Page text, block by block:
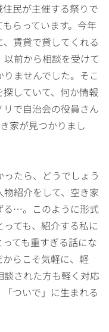
民が主催する祭りで
らっています。今年
賃貸で貸してくれる
前から相談を受けて
ませんでした。そこ
していて、何か情報
で自治会の役員さん
家が見つかりまし
たら、どうでしょう
紹介をして、空き家
る…。このように形式
ても、紹介する私に
ても重すぎる話にな
らこそ気軽に、軽
談された方も軽く対応
ついで」に生まれる